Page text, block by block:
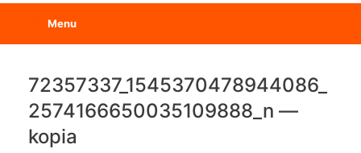
Menu
72357337_1545370478944086_
2574166650035109888_n —
kopia